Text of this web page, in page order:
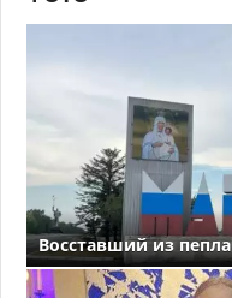
Восставший из пепла